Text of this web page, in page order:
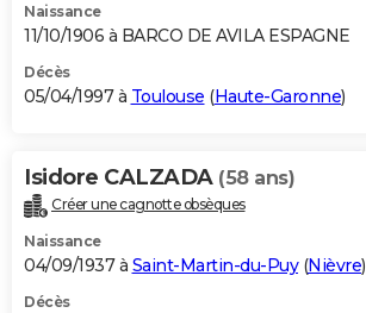
Naissance
11/10/1906 à BARCO DE AVILA ESPAGNE
Décès
05/04/1997 à Toulouse (Haute-Garonne)
Isidore CALZADA (58 ans)
Créer une cagnotte obsèques
Naissance
04/09/1937 à Saint-Martin-du-Puy(Nièvre)
Décès